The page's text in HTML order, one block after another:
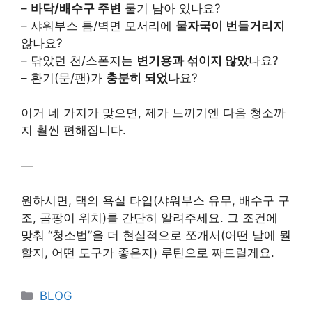
– 바닥/배수구 주변 물기 남아 있나요?
– 샤워부스 틈/벽면 모서리에 물자국이 번들거리지
않나요?
– 닦았던 천/스폰지는 변기용과 섞이지 않았나요?
– 환기(문/팬)가 충분히 되었나요?
이거 네 가지가 맞으면, 제가 느끼기엔 다음 청소까
지 훨씬 편해집니다.
—
원하시면, 댁의 욕실 타입(샤워부스 유무, 배수구 구
조, 곰팡이 위치)를 간단히 알려주세요. 그 조건에
맞춰 “청소법”을 더 현실적으로 쪼개서(어떤 날에 뭘
할지, 어떤 도구가 좋은지) 루틴으로 짜드릴게요.
Categories
BLOG